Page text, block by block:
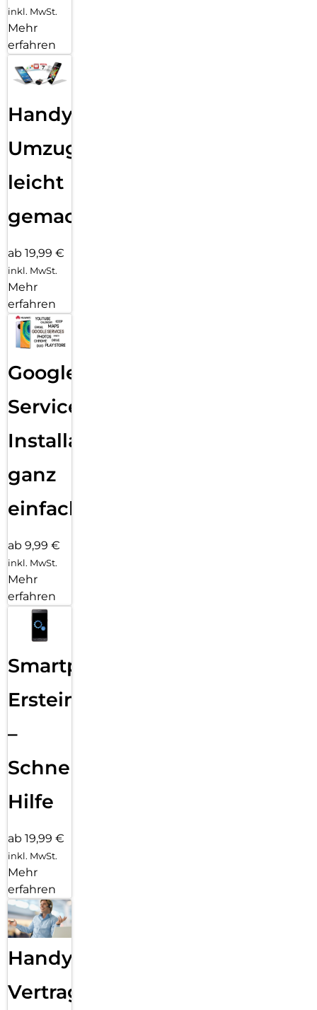
inkl. MwSt.
Mehr
erfahren
Handy
Umzug
leicht
gemacht!
ab 19,99 €
inkl. MwSt.
Mehr
erfahren
Google
Services
Installation
ganz
einfach
ab 9,99 €
inkl. MwSt.
Mehr
erfahren
Smartphone
Ersteinrichtung
–
Schnelle
Hilfe
ab 19,99 €
inkl. MwSt.
Mehr
erfahren
Handy
Vertragsabwicklung